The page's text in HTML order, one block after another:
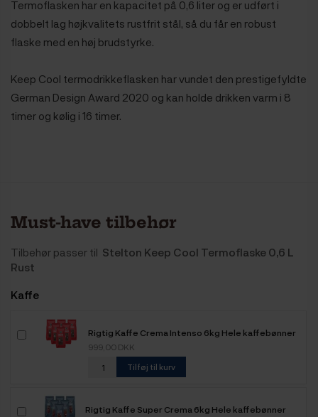
Termoflasken har en kapacitet på 0,6 liter og er udført i
dobbelt lag højkvalitets rustfrit stål, så du får en robust
flaske med en høj brudstyrke.
Keep Cool termodrikkeflasken har vundet den prestigefyldte
German Design Award 2020 og kan holde drikken varm i 8
timer og kølig i 16 timer.
Must-have tilbehør
Tilbehør passer til Stelton Keep Cool Termoflaske 0,6 L
Rust
Kaffe
Rigtig Kaffe Crema Intenso 6kg Hele kaffebønner
999,00 DKK
Tilføj til kurv
Rigtig Kaffe Super Crema 6kg Hele kaffebønner